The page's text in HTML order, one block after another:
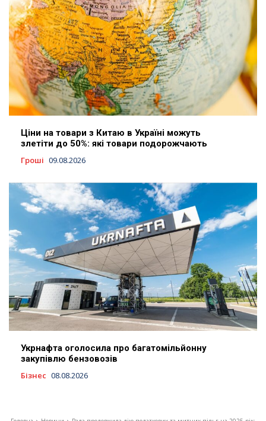
Ціни на товари з Китаю в Україні можуть
злетіти до 50%: які товари подорожчають
Гроші 09.08.2026
Укрнафта оголосила про багатомільйонну
закупівлю бензовозів
Бізнес 08.08.2026